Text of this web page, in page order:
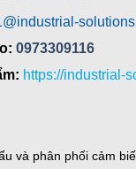
0973309116
https://industrial-
và phân phối cảm